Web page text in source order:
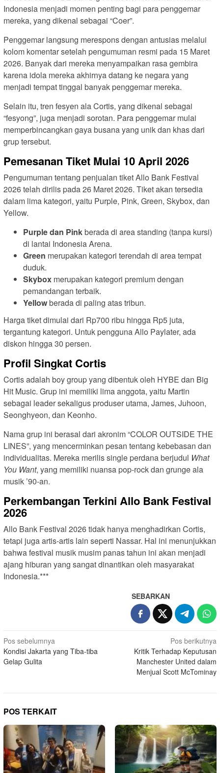
Indonesia menjadi momen penting bagi para penggemar
mereka, yang dikenal sebagai “Coer”.
Penggemar langsung merespons dengan antusias melalui
kolom komentar setelah pengumuman resmi pada 15 Maret
2026. Banyak dari mereka menyampaikan rasa gembira
karena idola mereka akhirnya datang ke negara yang
menjadi tempat tinggal banyak penggemar mereka.
Selain itu, tren fesyen ala Cortis, yang dikenal sebagai
“fesyong”, juga menjadi sorotan. Para penggemar mulai
memperbincangkan gaya busana yang unik dan khas dari
grup tersebut.
Pemesanan Tiket Mulai 10 April 2026
Pengumuman tentang penjualan tiket Allo Bank Festival
2026 telah dirilis pada 26 Maret 2026. Tiket akan tersedia
dalam lima kategori, yaitu Purple, Pink, Green, Skybox, dan
Yellow.
Purple dan Pinkberada di area standing (tanpa kursi)
di lantai Indonesia Arena.
Green merupakan kategori terendah di area tempat
duduk.
Skybox merupakan kategori premium dengan
pemandangan terbaik.
Yellowberada di paling atas tribun.
Harga tiket dimulai dari Rp700 ribu hingga Rp5 juta,
tergantung kategori. Untuk pengguna Allo Paylater, ada
diskon hingga 30 persen.
Profil Singkat Cortis
Cortis adalah boy group yang dibentuk oleh HYBE dan Big
Hit Music. Grup ini memiliki lima anggota, yaitu Martin
sebagai leader sekaligus produser utama, James, Juhoon,
Seonghyeon, dan Keonho.
Nama grup ini berasal dari akronim “COLOR OUTSIDE THE
LINES”, yang mencerminkan pesan tentang kebebasan dan
individualitas. Mereka merilis single perdana berjudul What
You Want, yang memiliki nuansa pop-rock dan grunge ala
musik ’90-an.
Perkembangan Terkini Allo Bank Festival
2026
Allo Bank Festival 2026 tidak hanya menghadirkan Cortis,
tetapi juga artis-artis lain seperti Nassar. Hal ini menunjukkan
bahwa festival musik musim panas tahun ini akan menjadi
ajang hiburan yang sangat dinantikan oleh masyarakat
Indonesia.***
SEBARKAN
N
a
v
g
a
s
p
o
Pos sebelumnya
Kondisi Jakarta yang Tiba-tiba
Gelap Gulita
Pos berikutnya
Kritik Terhadap Keputusan
Manchester United dalam
Menjual Scott McTominay
POS TERKAIT